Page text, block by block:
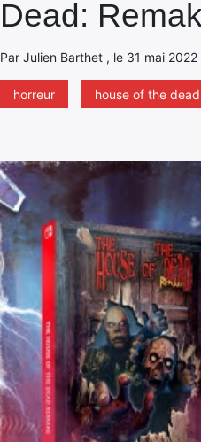
Dead:
Par Julien Barthet , le 31 mai
horreur house of the dead